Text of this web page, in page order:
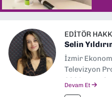
EDITÖR
Selin
İzmir
Televizyon
2024
Devam Et